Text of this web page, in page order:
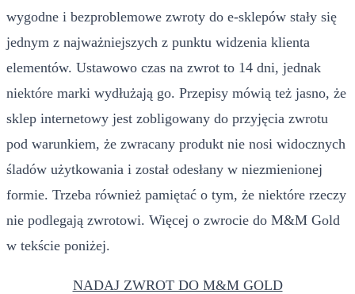
wygodne i bezproblemowe zwroty do e-sklepów stały się
jednym z najważniejszych z punktu widzenia klienta
elementów. Ustawowo czas na zwrot to 14 dni, jednak
niektóre marki wydłużają go. Przepisy mówią też jasno, że
sklep internetowy jest zobligowany do przyjęcia zwrotu
pod warunkiem, że zwracany produkt nie nosi widocznych
śladów użytkowania i został odesłany w niezmienionej
formie. Trzeba również pamiętać o tym, że niektóre rzeczy
nie podlegają zwrotowi. Więcej o zwrocie do M&M Gold
w tekście poniżej.
NADAJ ZWROT DO M&M GOLD